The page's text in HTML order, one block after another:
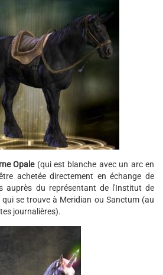
Opale(qui est blanche avec un arc en
achetée directement en échange de
auprès du représentant de l'Institut de
qui se trouve à Meridian ou Sanctum (au
journalières).